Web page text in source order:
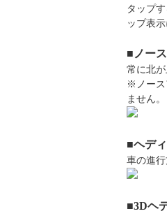
タップ
ップ表
■ノー
常に北
※ノース
ません。
■ヘデ
車の進
■3Dヘ